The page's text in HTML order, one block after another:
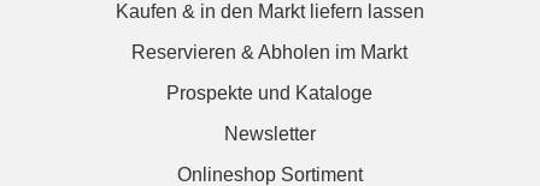
Kaufen & in den Markt liefern lassen
Reservieren & Abholen im Markt
Prospekte und Kataloge
Newsletter
Onlineshop Sortiment